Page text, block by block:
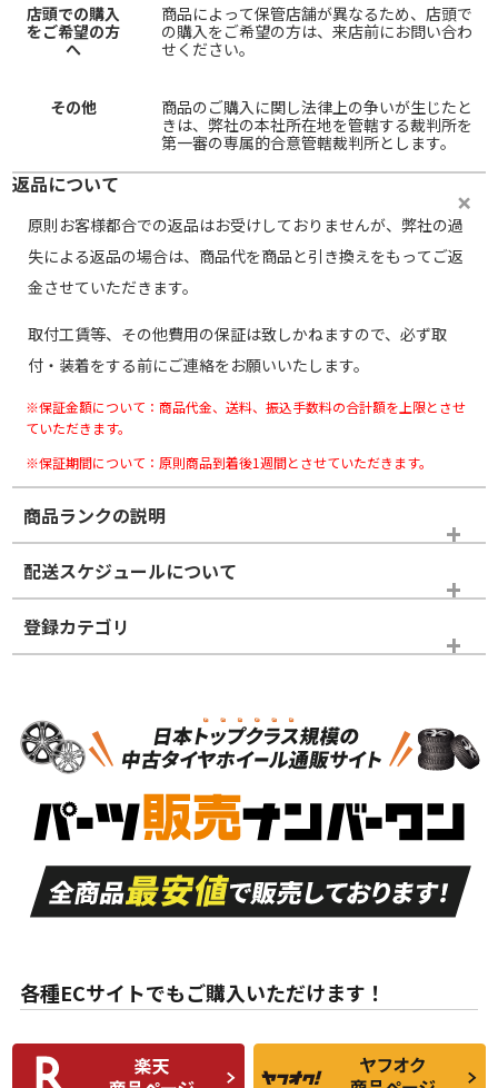
店頭での購入
をご希望の方
へ
商品によって保管店舗が異なるため、店頭で
の購入をご希望の方は、来店前にお問い合わ
せください。
その他
商品のご購入に関し法律上の争いが生じたと
きは、弊社の本社所在地を管轄する裁判所を
第一審の専属的合意管轄裁判所とします。
返品について
原則お客様都合での返品はお受けしておりませんが、弊社の過
失による返品の場合は、商品代を商品と引き換えをもってご返
金させていただきます。
取付工賃等、その他費用の保証は致しかねますので、必ず取
付・装着をする前にご連絡をお願いいたします。
※保証金額について：商品代金、送料、振込手数料の合計額を上限とさせ
ていただきます。
※保証期間について：原則商品到着後1週間とさせていただきます。
商品ランクの説明
※商品ランクは出品者の主観により判断しておりますので、あら
かじめご了承ください。
ホイールランク
S
品）
S
新車外し品（新古
付き
A
走行距離も少なく、
目立つ傷もほとんど
ない中古品
A
走行距離も少なく、
非常に状態の良い中
古品
な中古品
んどない中古品
C
比較的きれいな中古
品
C
られるが、使用に問
題のない中古品
配送スケジュールについて
登録カテゴリ
スタッドレスタイヤホイールセット
各種ECサイトでもご購入いただけます！